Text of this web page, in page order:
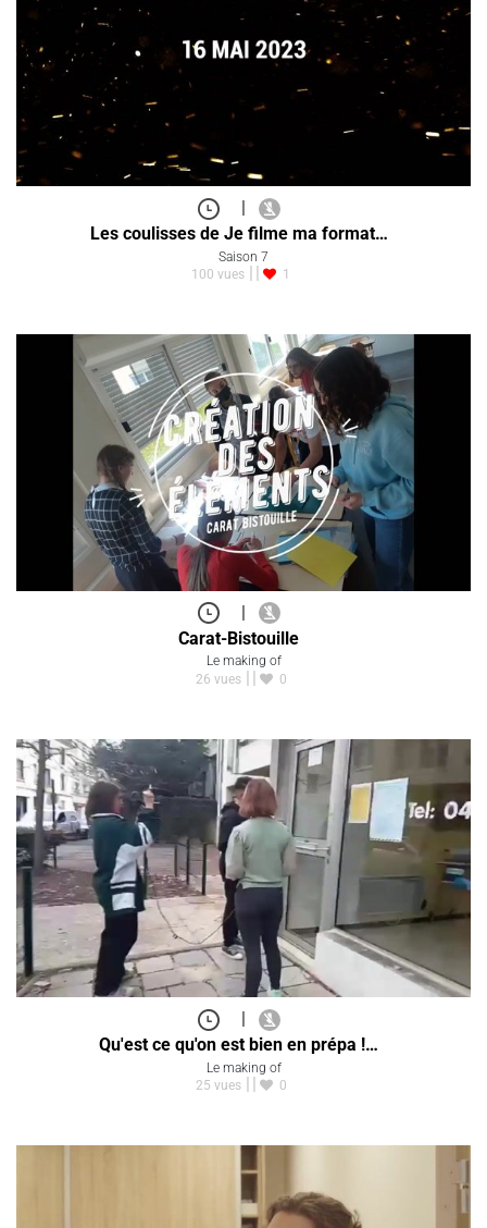
Les coulisses de Je filme ma format…
Saison 7
100 vues
1
|
Carat-Bistouille
Le making of
26 vues
0
|
Qu'est ce qu'on est bien en prépa !…
Le making of
25 vues
0